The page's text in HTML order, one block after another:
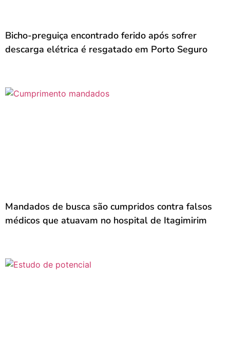
Bicho-preguiça encontrado ferido após sofrer
descarga elétrica é resgatado em Porto Seguro
Mandados de busca são cumpridos contra falsos
médicos que atuavam no hospital de Itagimirim